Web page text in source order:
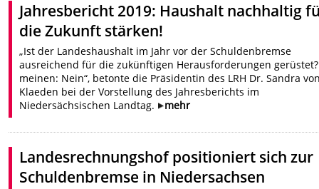
Jahresbericht 2019: Haushalt nachhaltig
die Zukunft stärken!
„Ist der Landeshaushalt im Jahr vor der Schuldenbremse
ausreichend für die zukünftigen Herausforderungen
meinen: Nein“, betonte die Präsidentin des LRH Dr. Sandra
Klaeden bei der Vorstellung des Jahresberichts im
Niedersächsischen Landtag.
mehr
Landesrechnungshof positioniert sich zur
Schuldenbremse in Niedersachsen